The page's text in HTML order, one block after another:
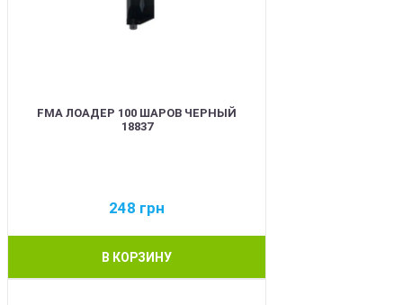
FMA ЛОАДЕР 100 ШАРОВ ЧЕРНЫЙ
18837
248 грн
В КОРЗИНУ